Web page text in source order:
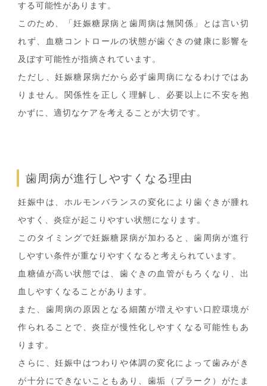
する可能性があります。
このため、「妊娠糖尿病と歯周病は無関係」とは言い切
れず、血糖コントロールの状態が歯ぐきの健康に影響を
及ぼす可能性が指摘されています。
ただし、妊娠糖尿病だから必ず歯周病になるわけではあ
りません。関係性を正しく理解し、必要以上に不安を抱
かずに、適切なケアを考えることが大切です。
歯周病が進行しやすくなる理由
妊娠中は、ホルモンバランスの変化により歯ぐきが腫れ
やすく、炎症が起こりやすい状態になります。
このタイミングで妊娠糖尿病が加わると、歯周病が進行
しやすい条件が重なりやすくなると考えられています。
血糖値が高い状態では、歯ぐきの血管がもろくなり、出
血しやすくなることがあります。
また、歯周病の原因となる細菌が増えやすい口腔環境が
作られることで、炎症が慢性化しやすくなる可能性もあ
ります。
さらに、妊娠中はつわりや体調の変化によって歯みがき
が十分にできないこともあり、歯垢（プラーク）がたま